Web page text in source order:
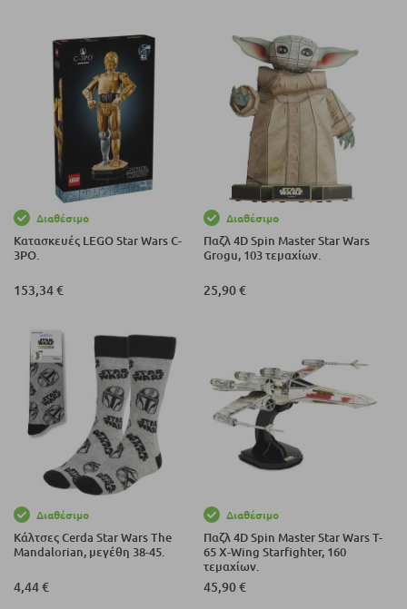
Διαθέσιμο
Κατασκευές LEGO Star Wars C-
3PO.
153,34 €
Διαθέσιμο
Παζλ 4D Spin Master Star Wars
Grogu, 103 τεμαχίων.
25,90 €
Διαθέσιμο
Κάλτσες Cerda Star Wars The
Mandalorian, μεγέθη 38-45.
4,44 €
Διαθέσιμο
Παζλ 4D Spin Master Star Wars T-
65 X-Wing Starfighter, 160
τεμαχίων.
45,90 €